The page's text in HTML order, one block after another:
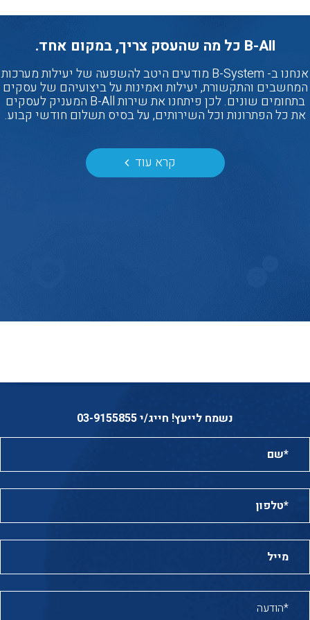
B-All כל מה שהעסק צריך, במקום אחד.
אנחנו ב- B-System מודעים היטב להשפעה של יעילות מערכות
המחשבים והתקשורת, יעילות ואמינות על ביצועיהם של עסקים
בתחומים שונים. לכן פיתחנו את שירות B-All המעניק לעסקים
את כל הפתרונות וכל השירותים, על בסיס תשלום חודשי קבוע.
קרא עוד
נשמח לייעץ! חייג/י 03-9155855